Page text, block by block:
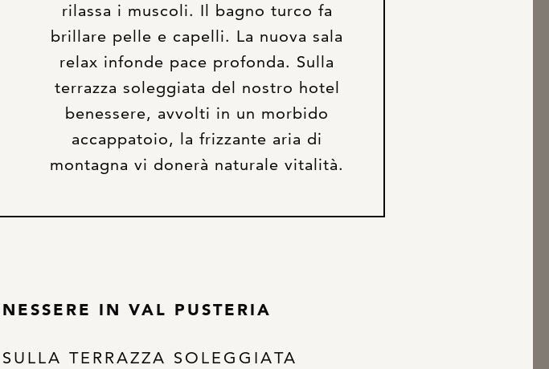
rilassa i muscoli. Il bagno turco fa
brillare pelle e capelli. La nuova sala
relax infonde pace profonda. Sulla
terrazza soleggiata del nostro hotel
benessere, avvolti in un morbido
accappatoio, la frizzante aria di
montagna vi donerà naturale vitalità.
IN VAL PUSTERIA
TERRAZZA SOLEGGIATA